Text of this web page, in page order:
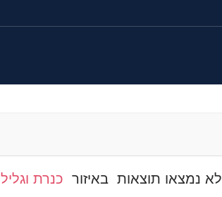
לא נמצאו תוצאות באיזור כנרת